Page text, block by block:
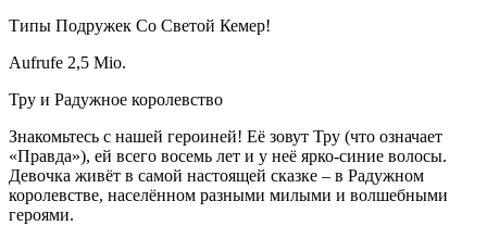
Типы Подружек Со Светой Кемер!
Aufrufe 2,5 Mio.
Тру и Радужное королевство
Знакомьтесь с нашей героиней! Её зовут Тру (что означает
«Правда»), ей всего восемь лет и у неё ярко-синие волосы.
Девочка живёт в самой настоящей сказке – в Радужном
королевстве, населённом разными милыми и волшебными
героями.